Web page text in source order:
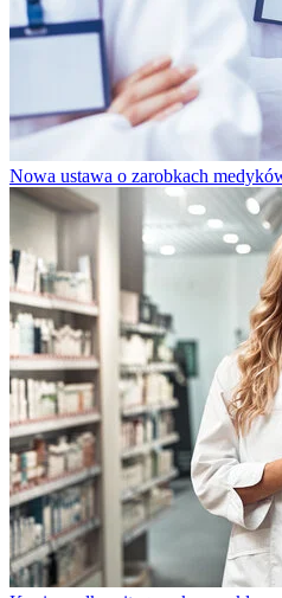
Nowa ustawa o zarobkach